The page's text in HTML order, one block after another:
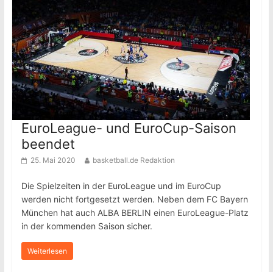
EuroLeague- und EuroCup-Saison
beendet
25. Mai 2020 basketball.de Redaktion
Die Spielzeiten in der EuroLeague und im EuroCup
werden nicht fortgesetzt werden. Neben dem FC Bayern
München hat auch ALBA BERLIN einen EuroLeague-Platz
in der kommenden Saison sicher.
Weiterlesen